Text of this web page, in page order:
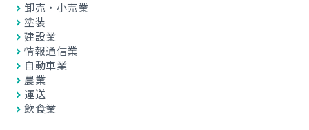
卸売・小売業
塗装
建設業
情報通信業
自動車業
農業
運送
飲食業